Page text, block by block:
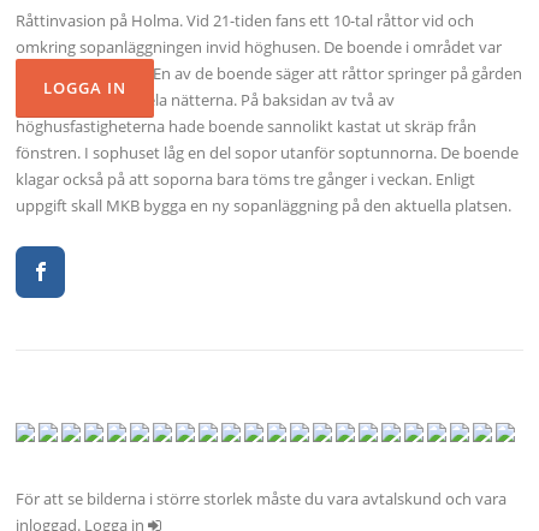
Råttinvasion på Holma. Vid 21-tiden fans ett 10-tal råttor vid och
omkring sopanläggningen invid höghusen. De boende i området var
rädda för råttorna. En av de boende säger att råttor springer på gården
och lekplatserna hela nätterna. På baksidan av två av
höghusfastigheterna hade boende sannolikt kastat ut skräp från
fönstren. I sophuset låg en del sopor utanför soptunnorna. De boende
klagar också på att soporna bara töms tre gånger i veckan. Enligt
uppgift skall MKB bygga en ny sopanläggning på den aktuella platsen.
För att se bilderna i större storlek måste du vara avtalskund och vara
inloggad. Logga in